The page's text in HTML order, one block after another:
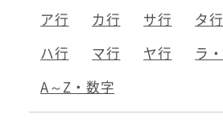
ア行 カ行 サ行 タ行
ハ行
マ行 ヤ行
ラ
A～Z・数字